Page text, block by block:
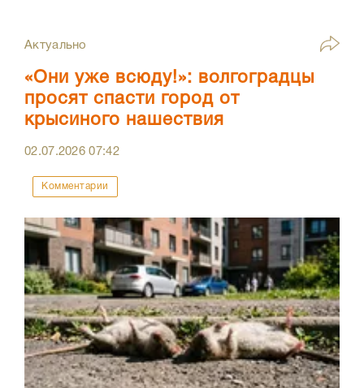
Актуально
«Они уже всюду!»: волгоградцы
просят спасти город от
крысиного нашествия
02.07.202607:42
Комментарии